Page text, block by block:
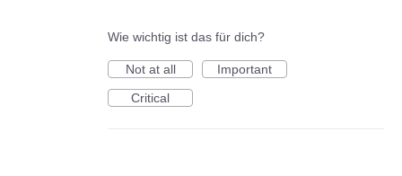
Wie wichtig ist das für dich?
Not at all
Important
Critical